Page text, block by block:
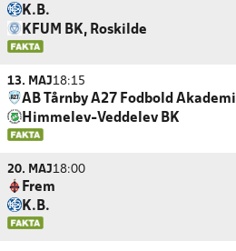
K.B.
KFUM BK, Roskilde
13. MAJ18:15
AB Tårnby A27 Fodbold Akademi
Himmelev-Veddelev BK
20. MAJ18:00
Frem
K.B.